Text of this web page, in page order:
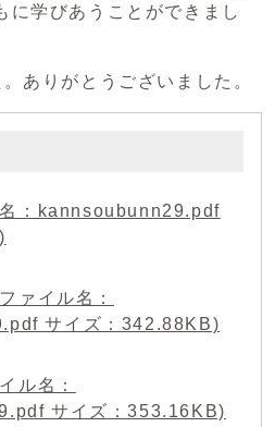
に学びあうことができまし
ありがとうございました。
：kannsoubunn29.pdf
ァイル名：
サイズ：342.88KB)
ル名：
サイズ：353.16KB)